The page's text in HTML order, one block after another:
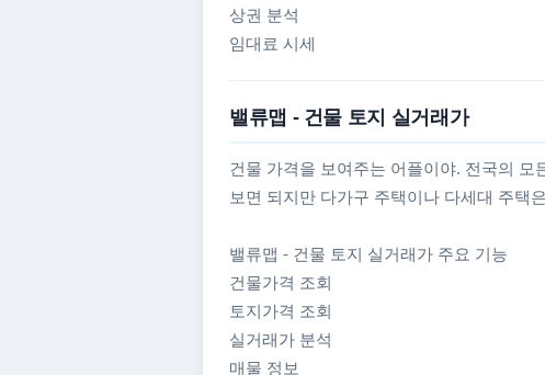
상권 분석
임대료 시세
밸류맵 - 건물 토지 실거래가
건물 가격을 보여주는 어플이야. 전국의
보면 되지만 다가구 주택이나 다세대 주택
밸류맵 - 건물 토지 실거래가 주요 기능
건물가격 조회
토지가격 조회
실거래가 분석
매물 정보